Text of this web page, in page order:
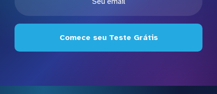
Comece seu Teste Grátis